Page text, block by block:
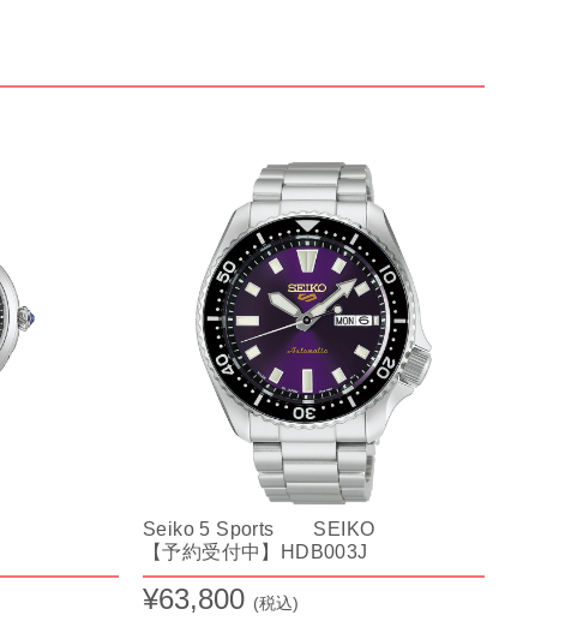
Seiko 5 Sports SEIKO
【予約受付中】HDB003J
¥63,800 (税込)